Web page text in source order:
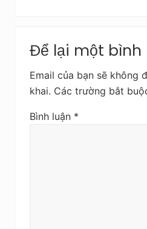
Reader
Interactions
Để lại một bình
Email của bạn sẽ không
khai. Các trường bắt
Bình luận *